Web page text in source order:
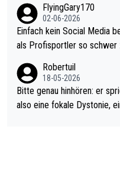
el hat.
s Leben in den Griff
r war doch neulich erst
rovoziert hat. Und Littlers
FlyingGary170
02-06-2026
Einfach kein Social Media
als Profisportler so schwer
Robertuil
18-05-2026
Bitte genau hinhören: er
also eine fokale Dystonie,